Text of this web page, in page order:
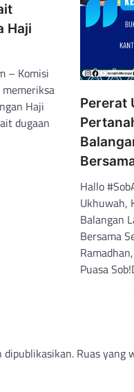
Haji
– Komisi
memeriksa
Haji
dugaan
Pererat
Hallo
Ukhuwah,
Balangan
Bersama
Puasa
dipublikasikan. Ruas yang